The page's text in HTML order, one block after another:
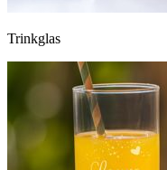
Trinkglas